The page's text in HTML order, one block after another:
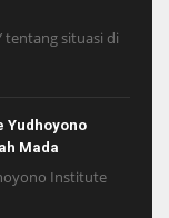
tentang situasi di
Yudhoyono
Mada
Institute